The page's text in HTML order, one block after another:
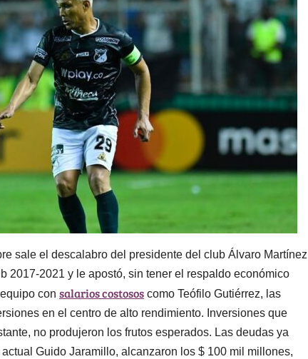
sale el descalabro del presidente del club Álvaro Martínez
2017-2021 y le apostó, sin tener el respaldo económico
con salarios costosos como Teófilo Gutiérrez, las
en el centro de alto rendimiento. Inversiones que
no produjeron los frutos esperados. Las deudas ya
Guido Jaramillo, alcanzaron los $ 100 mil millones,